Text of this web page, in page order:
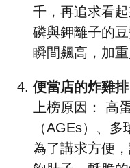
千，再追求看
磷與鉀離子的
瞬間飆高，加重
便當店的炸雞
上榜原因： 高
（AGEs）、多
為了講求方便